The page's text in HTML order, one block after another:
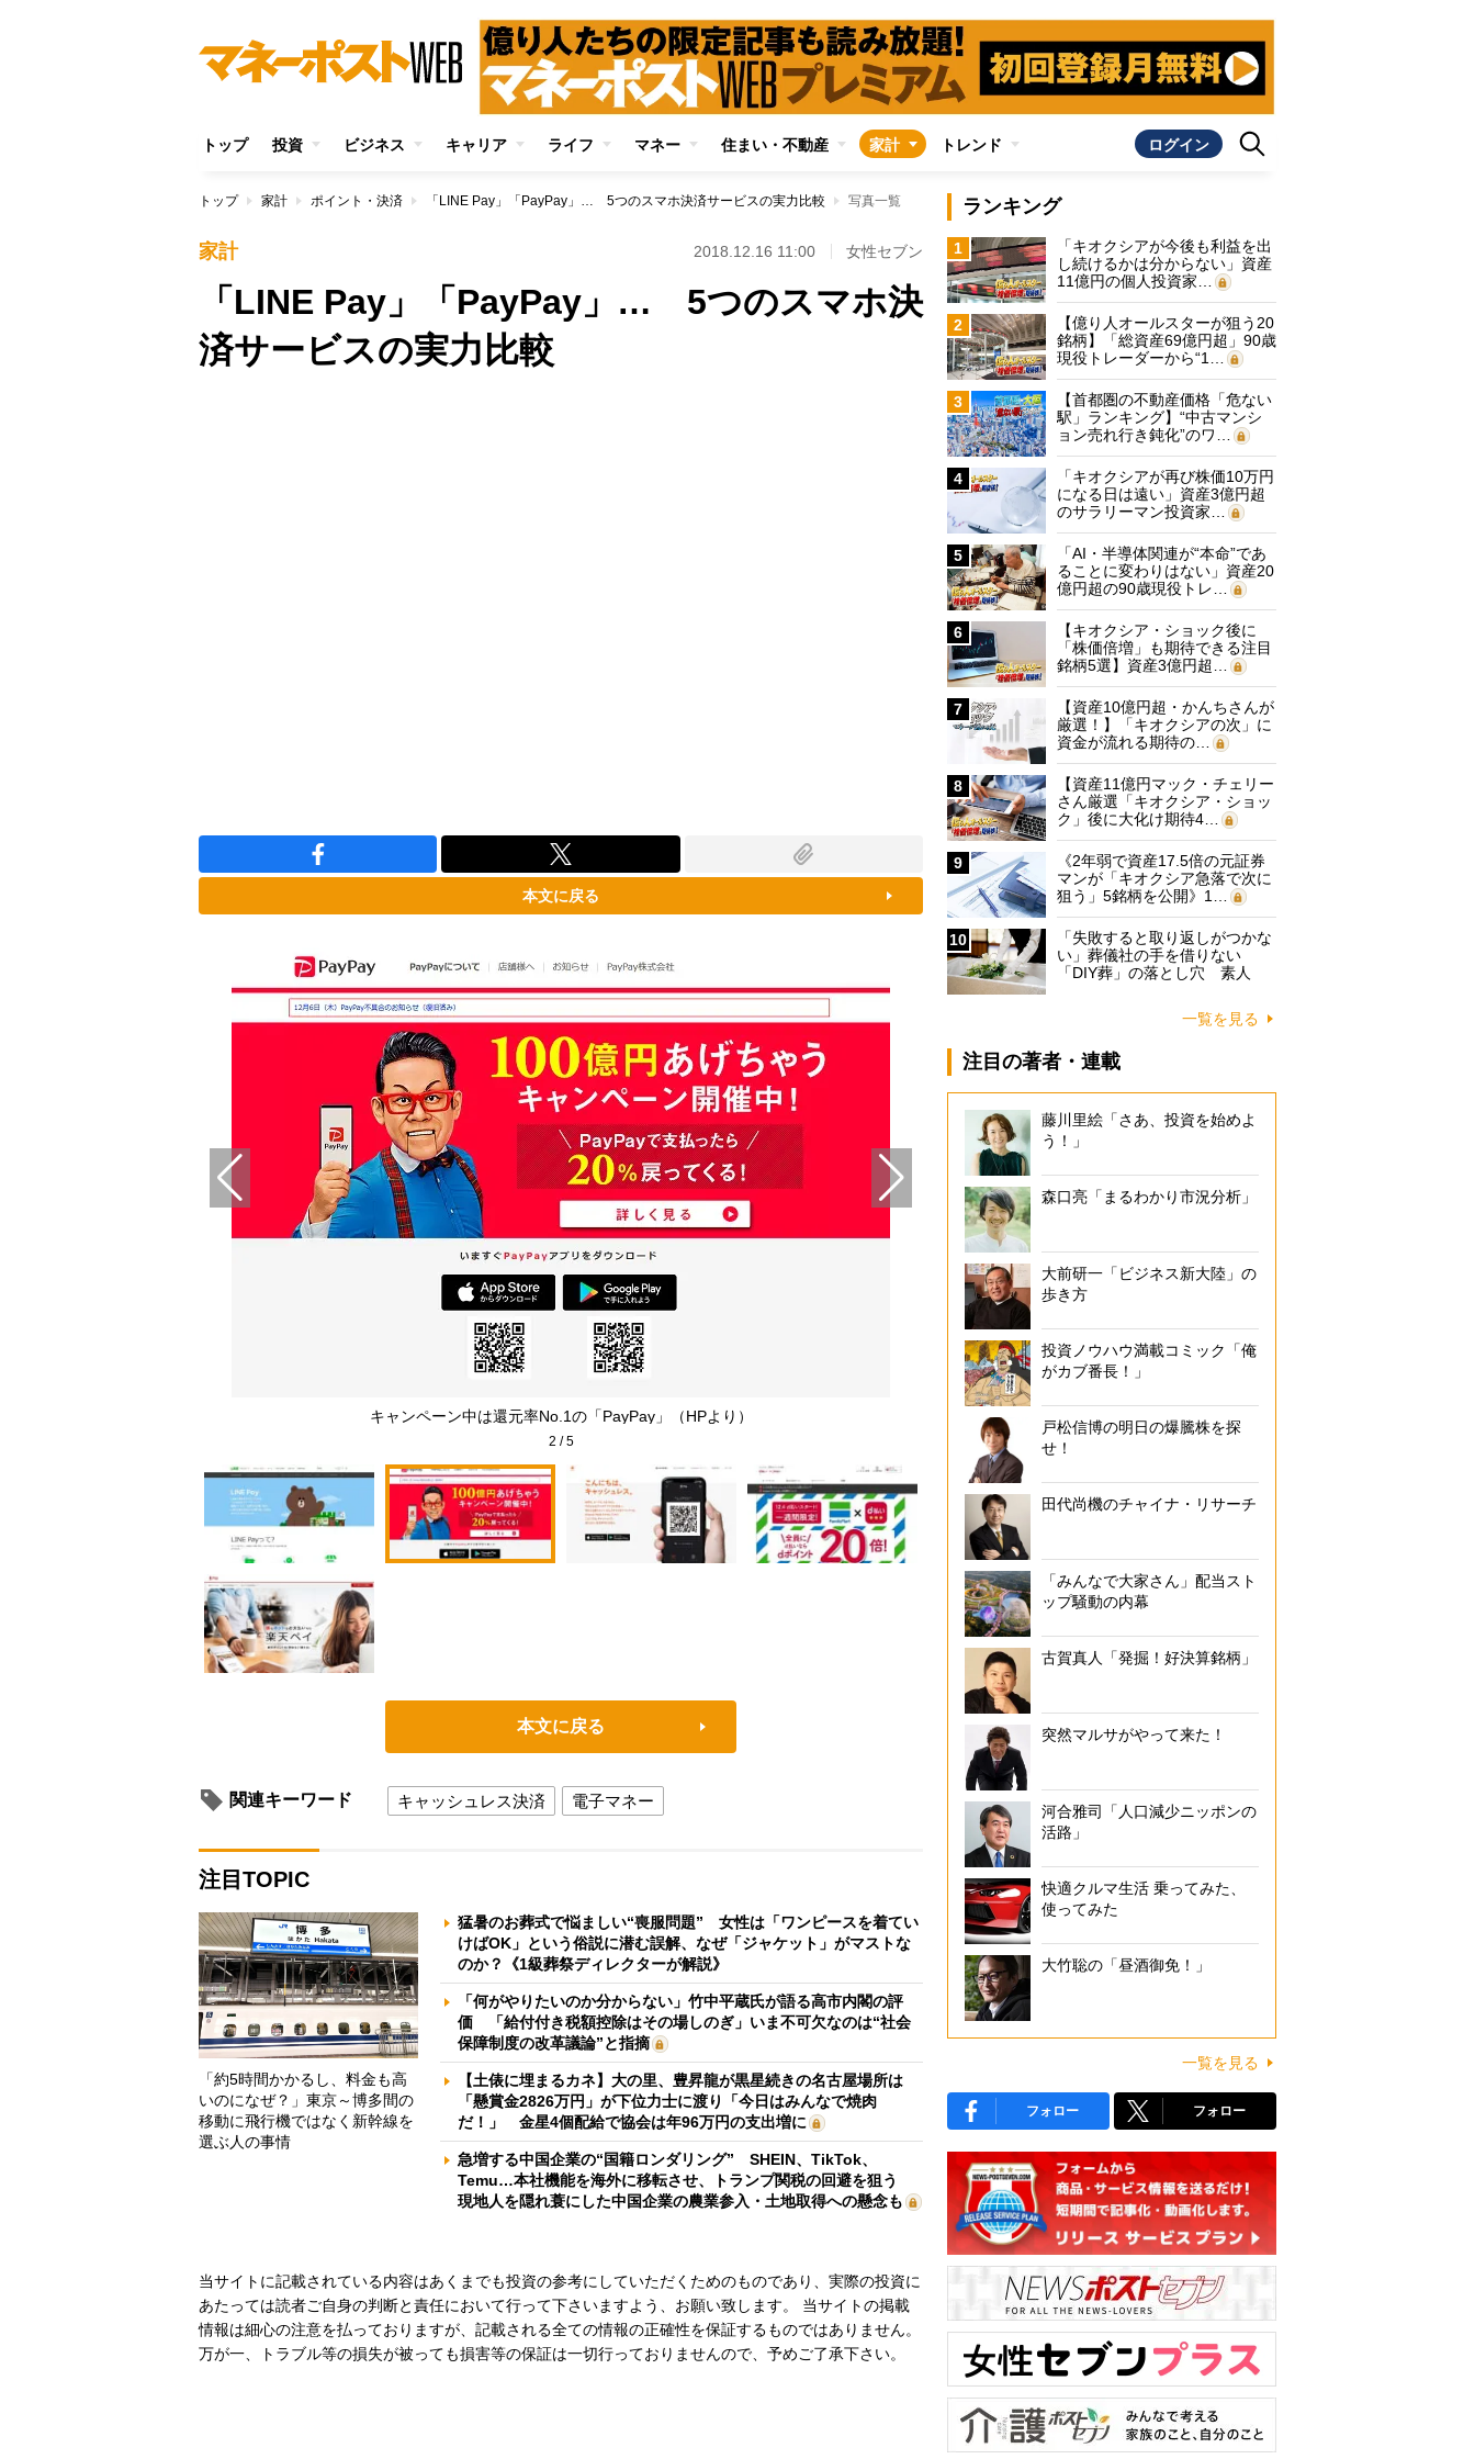
トップ 投資 ビジネス キャリア ライフ マネー 住まい・不動産 家計 トレンド ログイン
トップ 家計 ポイント・決済 「LINE Pay」「PayPay」… 5つのスマホ決済サービスの実力比較 写真一覧
家計 2018.12.16 11:00 女性セブン
「LINE Pay」「PayPay」… 5つのスマホ決
済サービスの実力比較
本文に戻る
キャンペーン中は還元率No.1の「PayPay」（HPより） 利用可能店舗数No.1の「Origami Pay」（HPより）
2 /5
本文に戻る
関連キーワード キャッシュレス決済 電子マネー
注目TOPIC
「約5時間かかるし、料金も高
いのになぜ？」東京～博多間の
移動に飛行機ではなく新幹線を
選ぶ人の事情
猛暑のお葬式で悩ましい“喪服問題” 女性は「ワンピースを着てい
けばOK」という俗説に潜む誤解、なぜ「ジャケット」がマストな
のか？《1級葬祭ディレクターが解説》
「何がやりたいのか分からない」竹中平蔵氏が語る高市内閣の評
価 「給付付き税額控除はその場しのぎ」いま不可欠なのは“社会
保障制度の改革議論”と指摘
【土俵に埋まるカネ】大の里、豊昇龍が黒星続きの名古屋場所は
「懸賞金2826万円」が下位力士に渡り「今日はみんなで焼肉
だ！」 金星4個配給で協会は年96万円の支出増に
急増する中国企業の“国籍ロンダリング” SHEIN、TikTok、
Temu…本社機能を海外に移転させ、トランプ関税の回避を狙う
現地人を隠れ蓑にした中国企業の農業参入・土地取得への懸念も
当サイトに記載されている内容はあくまでも投資の参考にしていただくためのものであり、実際の投資に
あたっては読者ご自身の判断と責任において行って下さいますよう、お願い致します。 当サイトの掲載
情報は細心の注意を払っておりますが、記載される全ての情報の正確性を保証するものではありません。
万が一、トラブル等の損失が被っても損害等の保証は一切行っておりませんので、予めご了承下さい。
ランキング
1
「キオクシアが今後も利益を出
し続けるかは分からない」資産
11億円の個人投資家…
2
【億り人オールスターが狙う20
銘柄】「総資産69億円超」90歳
現役トレーダーから“1…
3
【首都圏の不動産価格「危ない
駅」ランキング】“中古マンシ
ョン売れ行き鈍化”のワ…
4
「キオクシアが再び株価10万円
になる日は遠い」資産3億円超
のサラリーマン投資家…
5
「AI・半導体関連が“本命”であ
ることに変わりはない」資産20
億円超の90歳現役トレ…
6
【キオクシア・ショック後に
「株価倍増」も期待できる注目
銘柄5選】資産3億円超…
7
【資産10億円超・かんちさんが
厳選！】「キオクシアの次」に
資金が流れる期待の…
8
【資産11億円マック・チェリー
さん厳選「キオクシア・ショッ
ク」後に大化け期待4…
9
《2年弱で資産17.5倍の元証券
マンが「キオクシア急落で次に
狙う」5銘柄を公開》1…
10
「失敗すると取り返しがつかな
い」葬儀社の手を借りない
「DIY葬」の落とし穴 素人
一覧を見る
注目の著者・連載
藤川里絵「さあ、投資を始めよ
う！」
森口亮「まるわかり市況分析」
大前研一「ビジネス新大陸」の
歩き方
投資ノウハウ満載コミック「俺
がカブ番長！」
戸松信博の明日の爆騰株を探
せ！
田代尚機のチャイナ・リサーチ
「みんなで大家さん」配当スト
ップ騒動の内幕
古賀真人「発掘！好決算銘柄」
突然マルサがやって来た！
河合雅司「人口減少ニッポンの
活路」
快適クルマ生活 乗ってみた、
使ってみた
大竹聡の「昼酒御免！」
一覧を見る
フォロー フォロー